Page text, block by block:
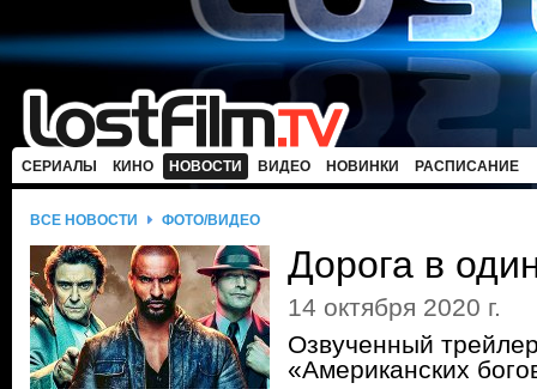
СЕРИАЛЫ КИНО НОВОСТИ ВИДЕО НОВИНКИ РАСПИСАНИЕ
ВСЕ НОВОСТИ ФОТО/ВИДЕО
Дорога в
14 октября 2020 г.
Озвученный
«Американских